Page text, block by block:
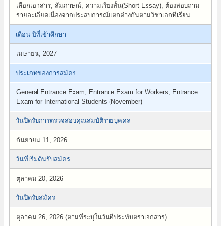
เลือกเอกสาร, สัมภาษณ์, ความเรียงสั้น(Short Essay), ต้องสอบถาม
รายละเอียดเนื่องจากประสบการณ์แตกต่างกันตามวิชาเอกที่เรียน
เดือน ปีที่เข้าศึกษา
เมษายน, 2027
ประเภทของการสมัคร
General Entrance Exam, Entrance Exam for Workers, Entrance
Exam for International Students (November)
วันปิดรับการตรวจสอบคุณสมบัติรายบุคคล
กันยายน 11, 2026
วันที่เริ่มต้นรับสมัคร
ตุลาคม 20, 2026
วันปิดรับสมัคร
ตุลาคม 26, 2026 (ตามที่ระบุในวันที่ประทับตราเอกสาร)